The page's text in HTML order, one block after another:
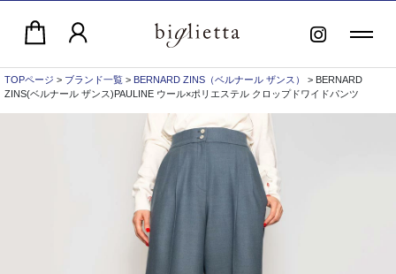
TOPページ > ブランド一覧 > BERNARD ZINS（ベルナール ザンス）
> BERNARD
ZINS(ベルナール ザンス)PAULINE ウール×ポリエステル クロップドワイドパンツ